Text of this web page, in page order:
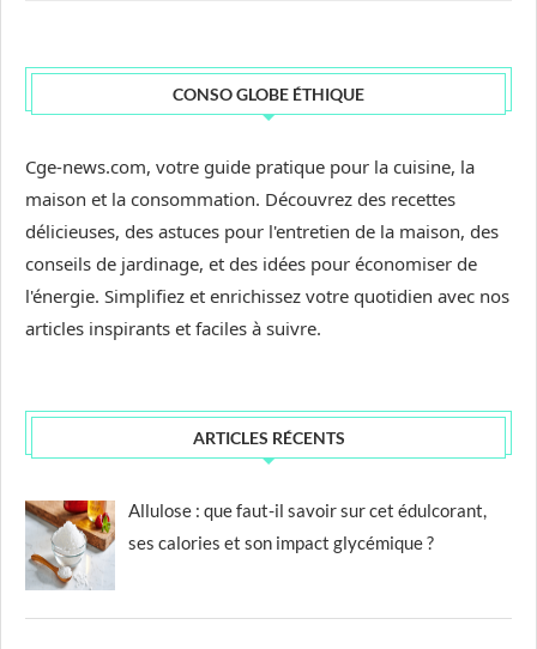
CONSO GLOBE ÉTHIQUE
Cge-news.com, votre guide pratique pour la cuisine, la
maison et la consommation. Découvrez des recettes
délicieuses, des astuces pour l'entretien de la maison, des
conseils de jardinage, et des idées pour économiser de
l'énergie. Simplifiez et enrichissez votre quotidien avec nos
articles inspirants et faciles à suivre.
ARTICLES RÉCENTS
Allulose : que faut-il savoir sur cet édulcorant,
ses calories et son impact glycémique ?